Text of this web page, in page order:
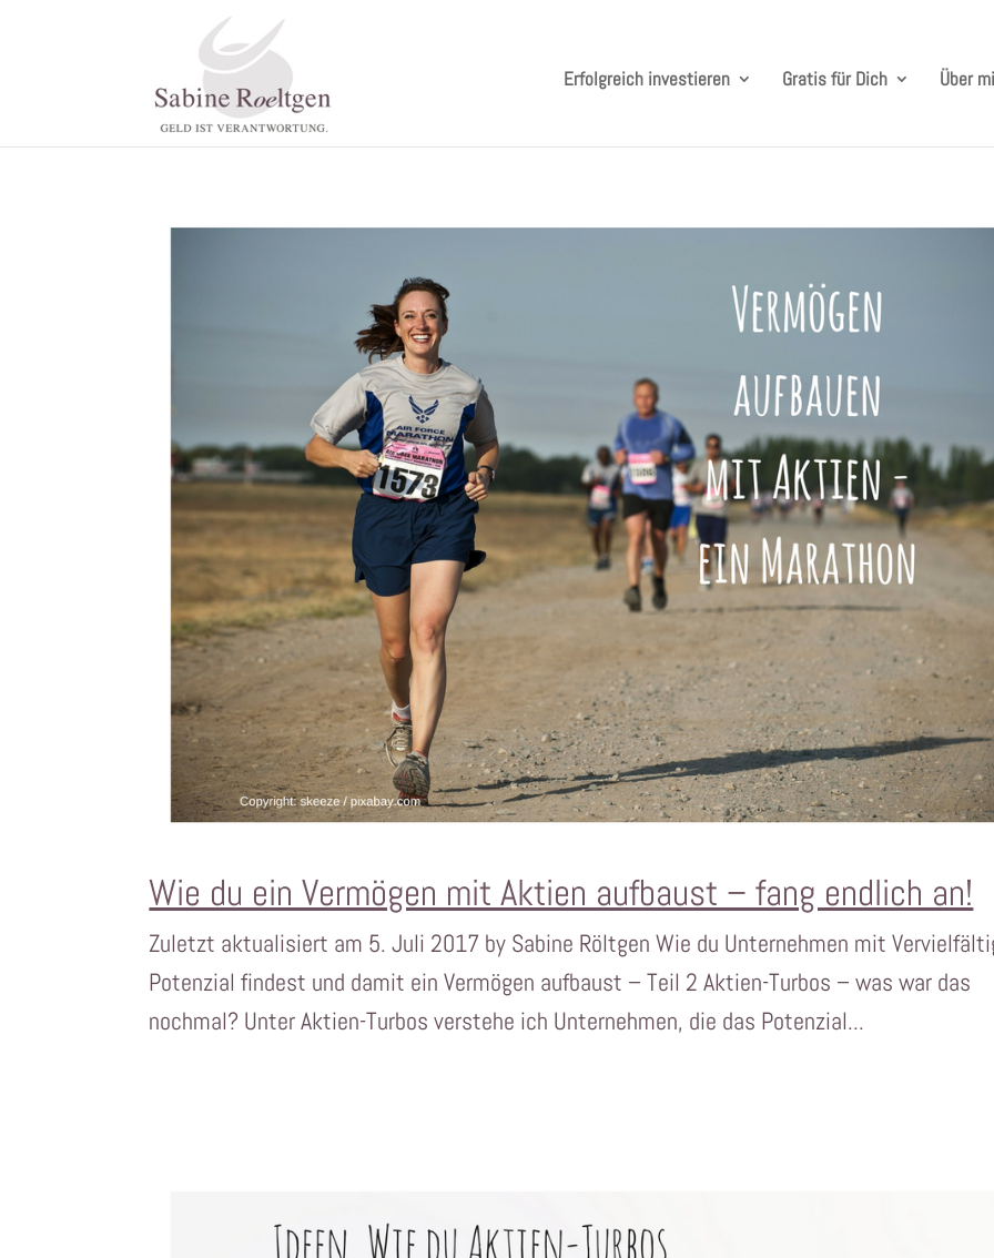
Erfolgreich investieren Gratis für Dich Über
Wie du ein Vermögen mit Aktien aufbaust – fang endlich an!
Zuletzt aktualisiert am 5. Juli 2017 by Sabine Röltgen Wie du Unternehmen mit
Potenzial findest und damit ein Vermögen aufbaust – Teil 2 Aktien-Turbos – was war das
nochmal? Unter Aktien-Turbos verstehe ich Unternehmen, die das Potenzial...